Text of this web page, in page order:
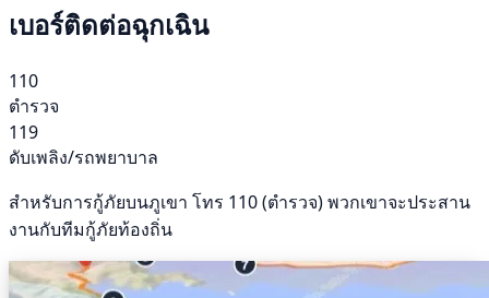
เบอร์ติดต่อฉุกเฉิน
110
ตำรวจ
119
ดับเพลิง/รถพยาบาล
สำหรับการกู้ภัยบนภูเขา โทร 110 (ตำรวจ) พวกเขาจะประสาน
งานกับทีมกู้ภัยท้องถิ่น